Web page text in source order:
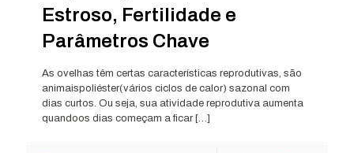
Estroso, Fertilidade e
Parâmetros Chave
As ovelhas têm certas características reprodutivas, são
animaispoliéster(vários ciclos de calor) sazonal com
dias curtos. Ou seja, sua atividade reprodutiva aumenta
quandoos dias começam a ficar […]